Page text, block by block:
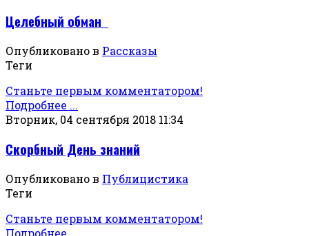
Целебный обман
Опубликовано в Рассказы
Теги
Станьте первым комментатором!
Подробнее ...
Вторник, 04 сентября 2018 11:34
Скорбный День знаний
Опубликовано в Публицистика
Теги
Станьте первым комментатором!
Подробнее ...